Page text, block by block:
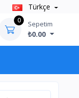
Türkçe
0 Sepetim
₺0.00